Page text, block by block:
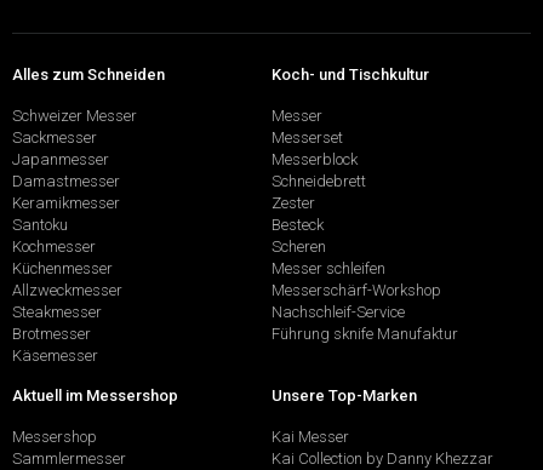
Alles zum Schneiden
Schweizer Messer
Sackmesser
Japanmesser
Damastmesser
Keramikmesser
Santoku
Kochmesser
Küchenmesser
Allzweckmesser
Steakmesser
Brotmesser
Käsemesser
Koch- und Tischkultur
Messer
Messerset
Messerblock
Schneidebrett
Zester
Besteck
Scheren
Messer schleifen
Messerschärf-Workshop
Nachschleif-Service
Führung sknife Manufaktur
Aktuell im Messershop
Messershop
Sammlermesser
Unsere Top-Marken
Kai Messer
Kai Collection by Danny Khezzar